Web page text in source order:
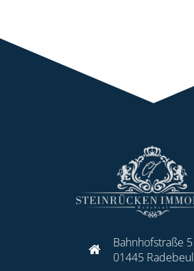
Bahnhofstraße 5
01445 Radebeul